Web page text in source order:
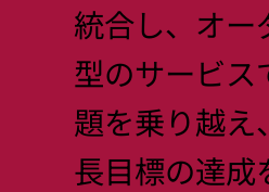
統合し、オー
型のサービス
題を乗り越え
長目標の達成